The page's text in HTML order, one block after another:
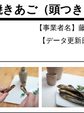
あご（頭つき
【事業者名】
【データ更